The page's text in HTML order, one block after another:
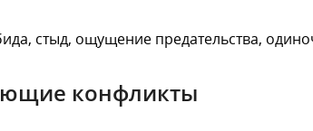
стыд, ощущение предательства,
конфликты